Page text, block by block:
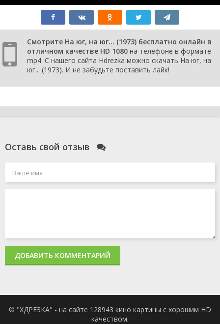
Смотрите На юг, на юг... (1973) бесплатно онлайн в
отличном качестве HD 1080 на телефоне в формате
mp4. С нашего сайта Hdrezka можно скачать На юг, на
юг... (1973). И не забудьте поставить лайк!
Оставь свой отзыв
ДОБАВИТЬ КОММЕНТАРИЙ
© "ХДРЕЗКА" - на сайте 128943 кино картины с хорошим HD
качеством.